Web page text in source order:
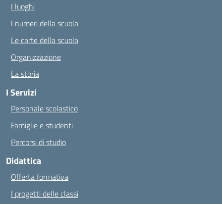
I luoghi
I numeri della scuola
Le carte della scuola
Organizzazione
La storia
I Servizi
Personale scolastico
Famiglie e studenti
Percorsi di studio
Didattica
Offerta formativa
I progetti delle classi